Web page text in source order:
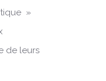
»
de leurs